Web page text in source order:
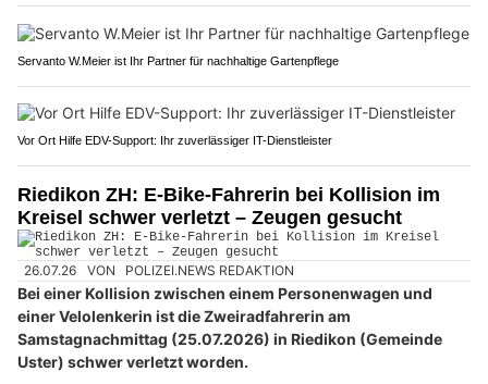
Servanto W.Meier ist Ihr Partner für nachhaltige Gartenpflege
Vor Ort Hilfe EDV-Support: Ihr zuverlässiger IT-Dienstleister
Riedikon ZH: E-Bike-Fahrerin bei Kollision im
Kreisel schwer verletzt – Zeugen gesucht
26.07.26 VON POLIZEI.NEWS REDAKTION
Bei einer Kollision zwischen einem Personenwagen und
einer Velolenkerin ist die Zweiradfahrerin am
Samstagnachmittag (25.07.2026) in Riedikon (Gemeinde
Uster) schwer verletzt worden.